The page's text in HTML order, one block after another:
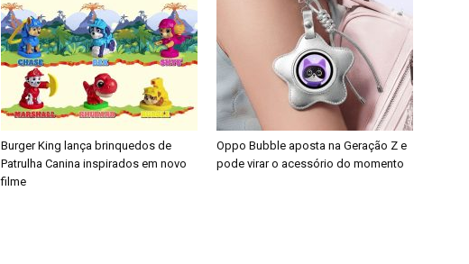
Burger King lança brinquedos de
Patrulha Canina inspirados em novo
filme
Oppo Bubble aposta na Geração Z e
pode virar o acessório do momento